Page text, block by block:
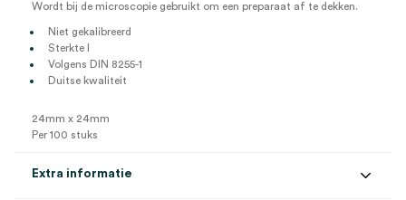
Wordt bij de microscopie gebruikt om een preparaat af te dekken.
Niet gekalibreerd
Sterkte I
Volgens DIN 8255-1
Duitse kwaliteit
24mm x 24mm
Per 100 stuks
Extra informatie